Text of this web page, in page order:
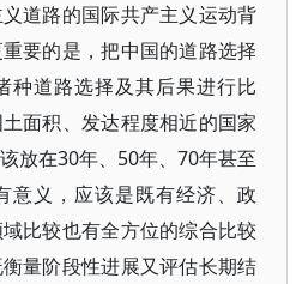
道路的国际共产主义运动背
要的是，把中国的道路选择
种道路选择及其后果进行比
面积、发达程度相近的国家
放在30年、50年、70年甚至
意义，应该是既有经济、政
比较也有全方位的综合比较
量阶段性进展又评估长期结